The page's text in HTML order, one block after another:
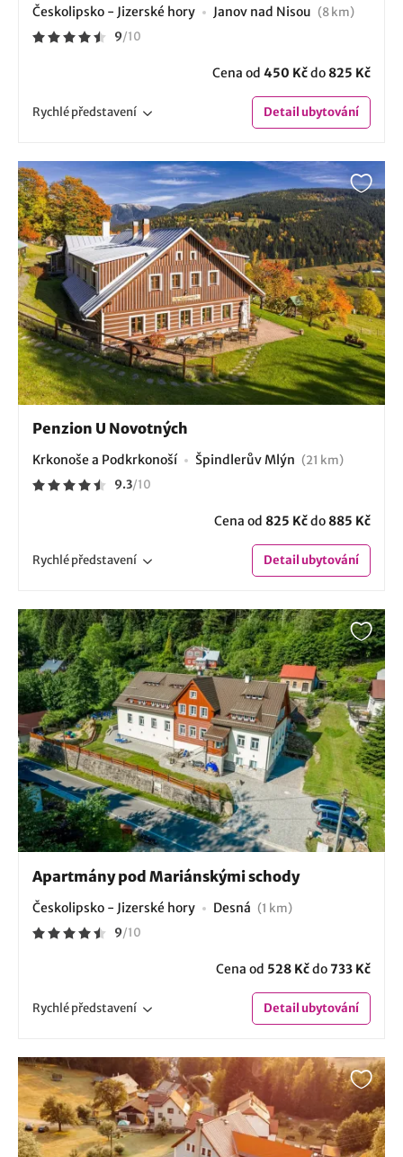
Českolipsko - Jizerské hory Janov nad Nisou (8 km)
9/10
Cena od 450 Kčdo 825 Kč
Rychlépředstavení Detailubytování
Penzion U Novotných
Krkonoše a Podkrkonoší Špindlerův Mlýn (21 km)
9.3/10
Cena od 825 Kčdo 885 Kč
Rychlépředstavení Detailubytování
Apartmány pod Mariánskými schody
Českolipsko - Jizerské hory Desná (1 km)
9/10
Cena od 528 Kčdo733 Kč
Rychlépředstavení Detailubytování